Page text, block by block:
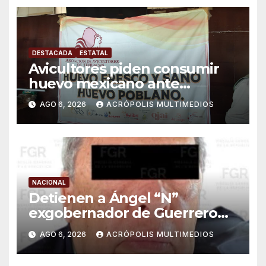
DESTACADA ESTATAL
Avicultores piden consumir
huevo mexicano ante
importaciones
AGO 6, 2026 ACRÓPOLIS MULTIMEDIOS
NACIONAL
Detienen a Ángel “N”
exgobernador de Guerrero
por caso Ayotzinapa
AGO 6, 2026 ACRÓPOLIS MULTIMEDIOS